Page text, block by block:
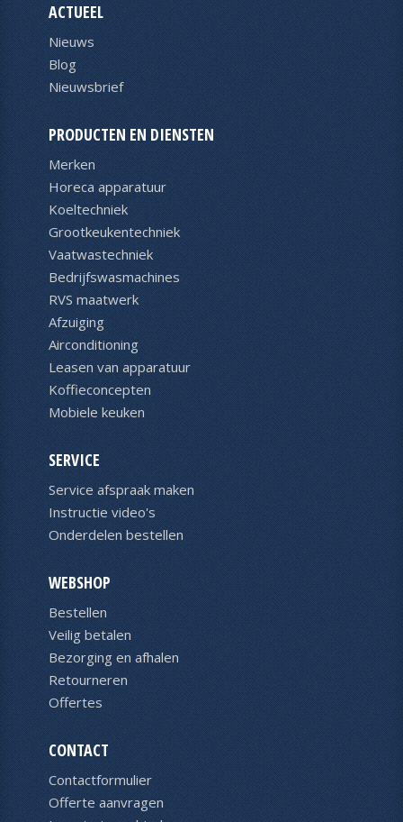
ACTUEEL
Nieuws
Blog
Nieuwsbrief
PRODUCTEN EN DIENSTEN
Merken
Horeca apparatuur
Koeltechniek
Grootkeukentechniek
Vaatwastechniek
Bedrijfswasmachines
RVS maatwerk
Afzuiging
Airconditioning
Leasen van apparatuur
Koffieconcepten
Mobiele keuken
SERVICE
Service afspraak maken
Instructie video's
Onderdelen bestellen
WEBSHOP
Bestellen
Veilig betalen
Bezorging en afhalen
Retourneren
Offertes
CONTACT
Contactformulier
Offerte aanvragen